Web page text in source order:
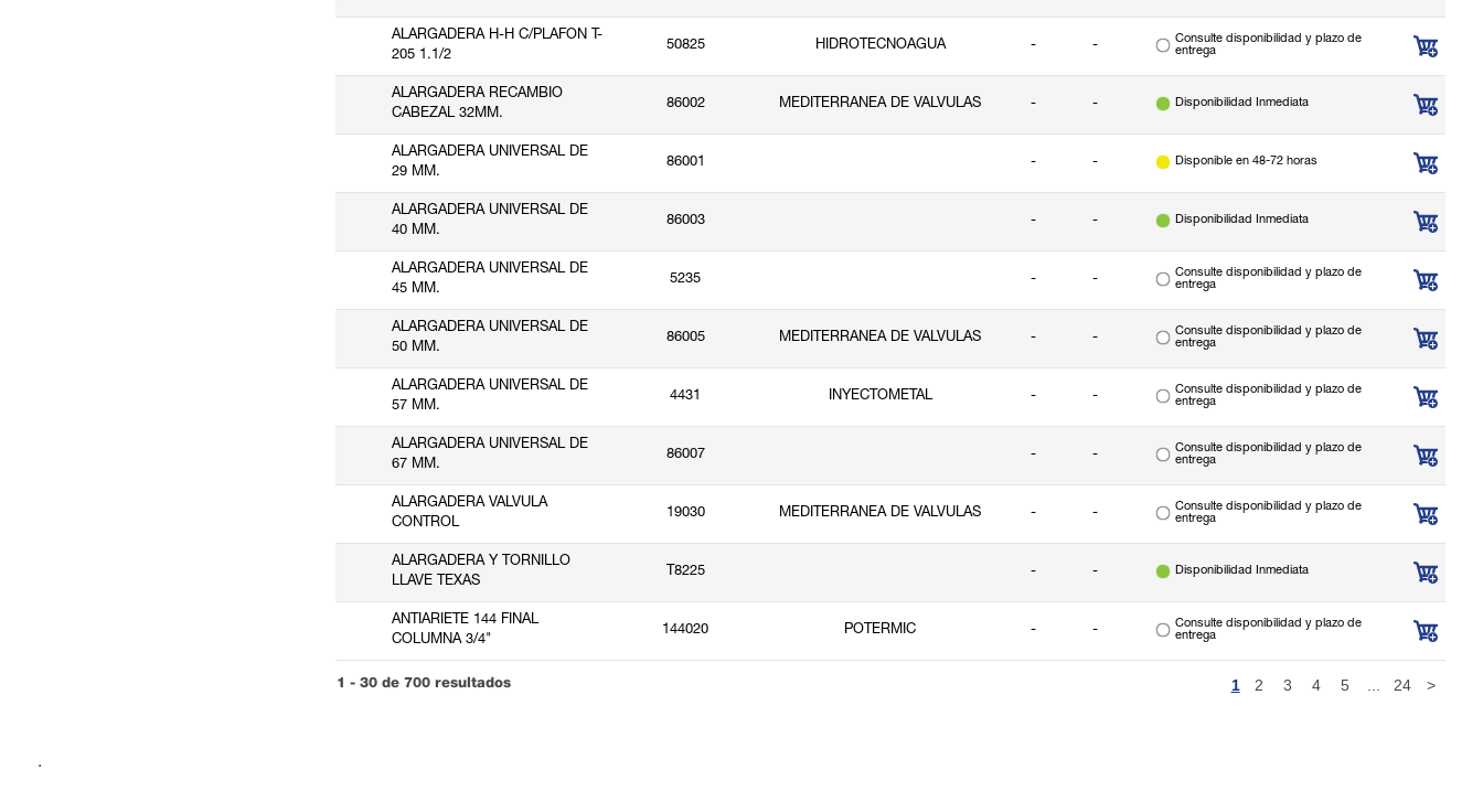
ALARGADERA H-H C/PLAFON T-
205 1.1/2
50825 HIDROTECNOAGUA - -
Consulte disponibilidad y plazo de
entrega
ALARGADERA RECAMBIO
CABEZAL 32MM.
86002 MEDITERRANEA DE VALVULAS - - Disponibilidad Inmediata
ALARGADERA UNIVERSAL DE
29 MM.
86001 - - Disponible en 48-72 horas
ALARGADERA UNIVERSAL DE
40 MM.
86003 - - Disponibilidad Inmediata
ALARGADERA UNIVERSAL DE
45 MM.
5235 - -
Consulte disponibilidad y plazo de
entrega
ALARGADERA UNIVERSAL DE
50 MM.
86005 MEDITERRANEA DE VALVULAS - -
Consulte disponibilidad y plazo de
entrega
ALARGADERA UNIVERSAL DE
57 MM.
4431 INYECTOMETAL - -
Consulte disponibilidad y plazo de
entrega
ALARGADERA UNIVERSAL DE
67 MM.
86007 - -
Consulte disponibilidad y plazo de
entrega
ALARGADERA VALVULA
CONTROL
19030 MEDITERRANEA DE VALVULAS - -
Consulte disponibilidad y plazo de
entrega
ALARGADERA Y TORNILLO
LLAVE TEXAS
T8225 - - Disponibilidad Inmediata
ANTIARIETE 144 FINAL
COLUMNA 3/4"
144020 POTERMIC - -
Consulte disponibilidad y plazo de
entrega
1 - 30 de 700 resultados 1 2 3 4 5 24 >
.